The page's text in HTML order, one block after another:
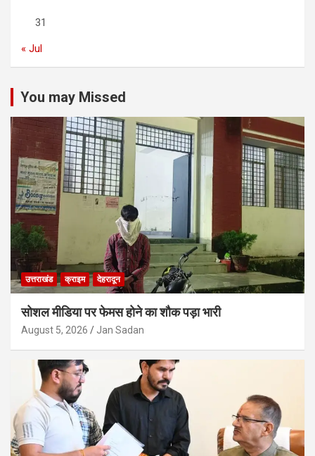
31
« Jul
You may Missed
उत्तराखंड क्राइम देहरादून
सोशल मीडिया पर फेमस होने का शौक पड़ा भारी
August 5, 2026 Jan Sadan